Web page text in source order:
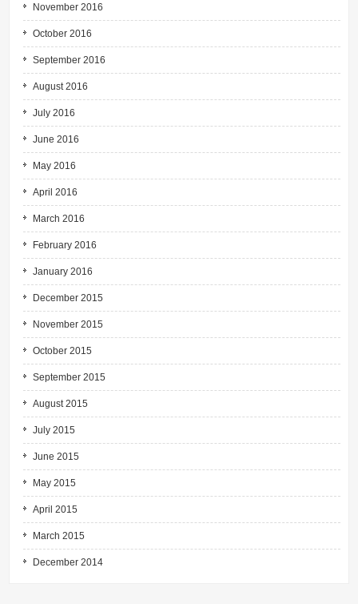
November 2016
October 2016
September 2016
August 2016
July 2016
June 2016
May 2016
April 2016
March 2016
February 2016
January 2016
December 2015
November 2015
October 2015
September 2015
August 2015
July 2015
June 2015
May 2015
April 2015
March 2015
December 2014